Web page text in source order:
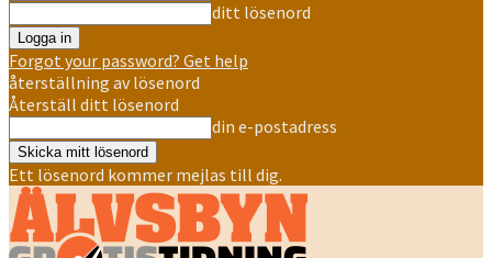
ditt lösenord
Forgot your password? Get help
återställning av lösenord
Återställ ditt lösenord
din e-postadress
Ett lösenord kommer mejlas till dig.